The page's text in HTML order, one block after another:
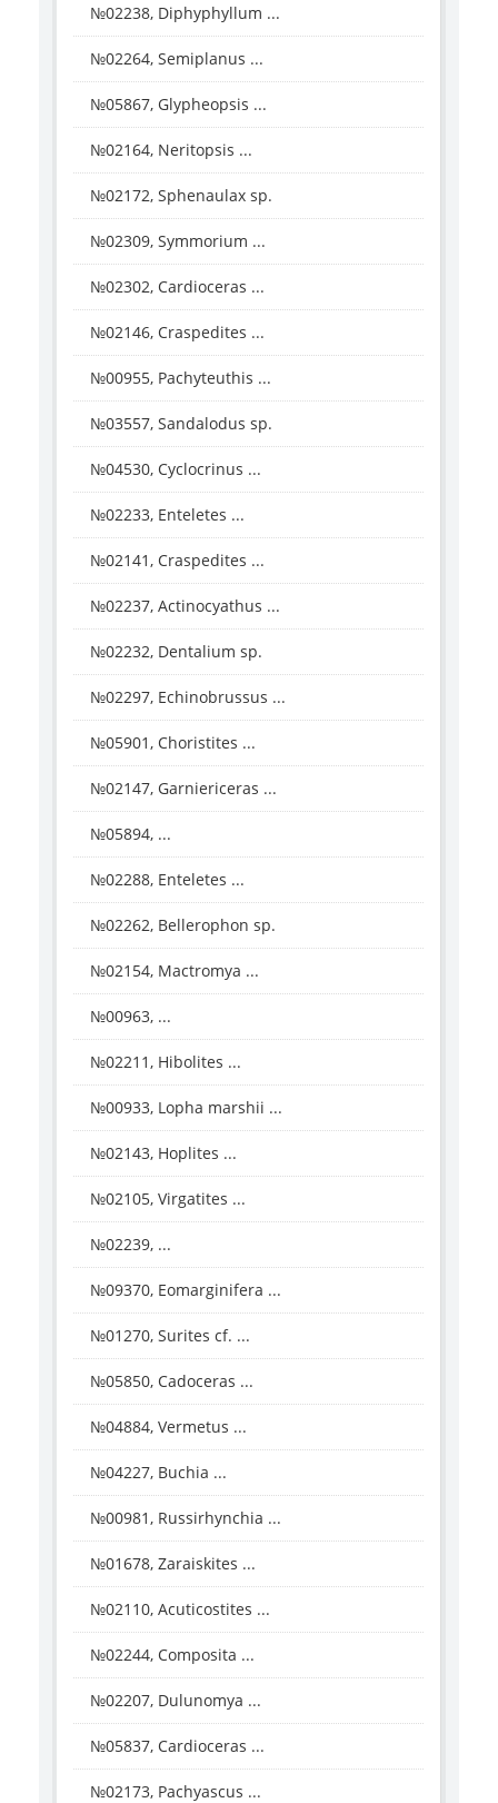
№02238, Diphyphyllum ...
№02264, Semiplanus ...
№05867, Glypheopsis ...
№02164, Neritopsis ...
№02172, Sphenaulax sp.
№02309, Symmorium ...
№02302, Cardioceras ...
№02146, Craspedites ...
№00955, Pachyteuthis ...
№03557, Sandalodus sp.
№04530, Cyclocrinus ...
№02233, Enteletes ...
№02141, Craspedites ...
№02237, Actinocyathus ...
№02232, Dentalium sp.
№02297, Echinobrussus ...
№05901, Choristites ...
№02147, Garniericeras ...
№05894, ...
№02288, Enteletes ...
№02262, Bellerophon sp.
№02154, Mactromya ...
№00963, ...
№02211, Hibolites ...
№00933, Lopha marshii ...
№02143, Hoplites ...
№02105, Virgatites ...
№02239, ...
№09370, Eomarginifera ...
№01270, Surites cf. ...
№05850, Cadoceras ...
№04884, Vermetus ...
№04227, Buchia ...
№00981, Russirhynchia ...
№01678, Zaraiskites ...
№02110, Acuticostites ...
№02244, Composita ...
№02207, Dulunomya ...
№05837, Cardioceras ...
№02173, Pachyascus ...